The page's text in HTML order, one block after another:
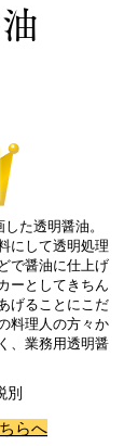
た透明醤油。
にして透明処理
で醤油に仕上げ
ーとしてきちん
げることにこだ
料理人の方々か
、業務用透明醤
別
らへ